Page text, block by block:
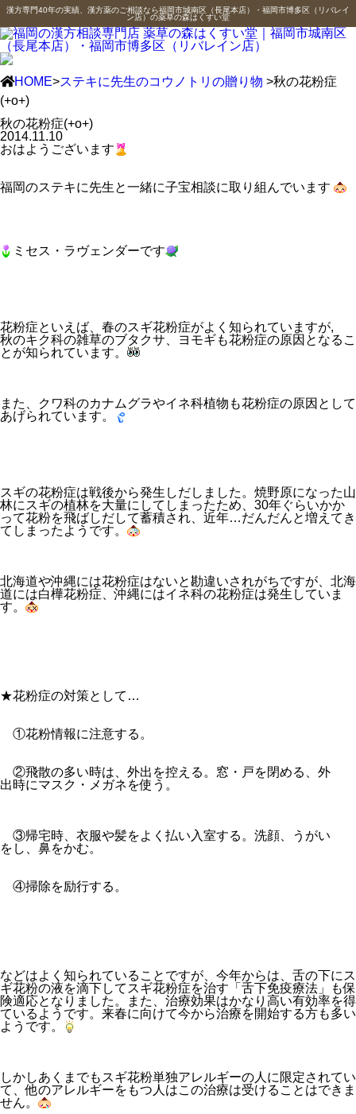
漢方専門40年の実績、漢方薬のご相談なら福岡市城南区（長尾本店）・福岡市博多区（リバレイ
ン店）の薬草の森はくすい堂
HOME>ステキに先生のコウノトリの贈り物 >秋の花粉症
(+o+)
秋の花粉症(+o+)
2014.11.10
おはようございます
福岡のステキに先生と一緒に子宝相談に取り組んでいます
ミセス・ラヴェンダーです
花粉症といえば、春のスギ花粉症がよく知られていますが,
秋のキク科の雑草のブタクサ、ヨモギも花粉症の原因となるこ
とが知られています。
また、クワ科のカナムグラやイネ科植物も花粉症の原因として
あげられています。
スギの花粉症は戦後から発生しだしました。焼野原になった山
林にスギの植林を大量にしてしまったため、30年ぐらいかか
って花粉を飛ばしだして蓄積され、近年…だんだんと増えてき
てしまったようです。
北海道や沖縄には花粉症はないと勘違いされがちですが、北海
道には白樺花粉症、沖縄にはイネ科の花粉症は発生していま
す。
★花粉症の対策として…
①花粉情報に注意する。
②飛散の多い時は、外出を控える。窓・戸を閉める、外
出時にマスク・メガネを使う。
③帰宅時、衣服や髪をよく払い入室する。洗顔、うがい
をし、鼻をかむ。
④掃除を励行する。
などはよく知られていることですが、今年からは、舌の下にス
ギ花粉の液を滴下してスギ花粉症を治す「舌下免疫療法」も保
険適応となりました。また、治療効果はかなり高い有効率を得
ているようです。来春に向けて今から治療を開始する方も多い
ようです。
しかしあくまでもスギ花粉単独アレルギーの人に限定されてい
て、他のアレルギーをもつ人はこの治療は受けることはできま
せん。